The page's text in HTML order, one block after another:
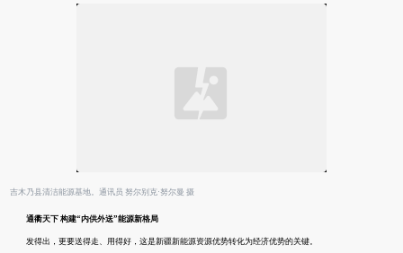
吉木乃县清洁能源基地。通讯员 努尔别克·努尔曼 摄
通衢天下 构建“内供外送”能源新格局
发得出，更要送得走、用得好，这是新疆新能源资源优势转化为经济优势的关键。